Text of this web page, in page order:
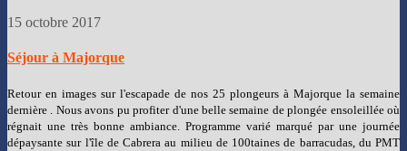
15 octobre 2017
Séjour à Majorque
Retour en images sur l'escapade de nos 25 plongeurs à Majorque la semaine
dernière . Nous avons pu profiter d'une belle semaine de plongée ensoleillée où
régnait une très bonne ambiance. Programme varié marqué par une journée
dépaysante sur l'île de Cabrera au milieu de 100taines de barracudas, du PMT